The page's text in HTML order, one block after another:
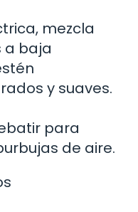
mezcla
a baja
y suaves.
para
de aire.